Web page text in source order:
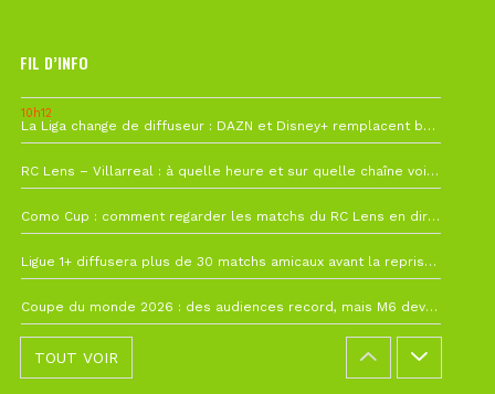
FIL D’INFO
10h12
La Liga change de diffuseur : DAZN et Disney+ remplacent beIN Sports !
RC Lens – Villarreal : à quelle heure et sur quelle chaîne voir la finale de la Como Cup ?
Como Cup : comment regarder les matchs du RC Lens en direct ?
Ligue 1+ diffusera plus de 30 matchs amicaux avant la reprise de la Ligue 1
Coupe du monde 2026 : des audiences record, mais M6 devrait perdre très gros !
TOUT VOIR